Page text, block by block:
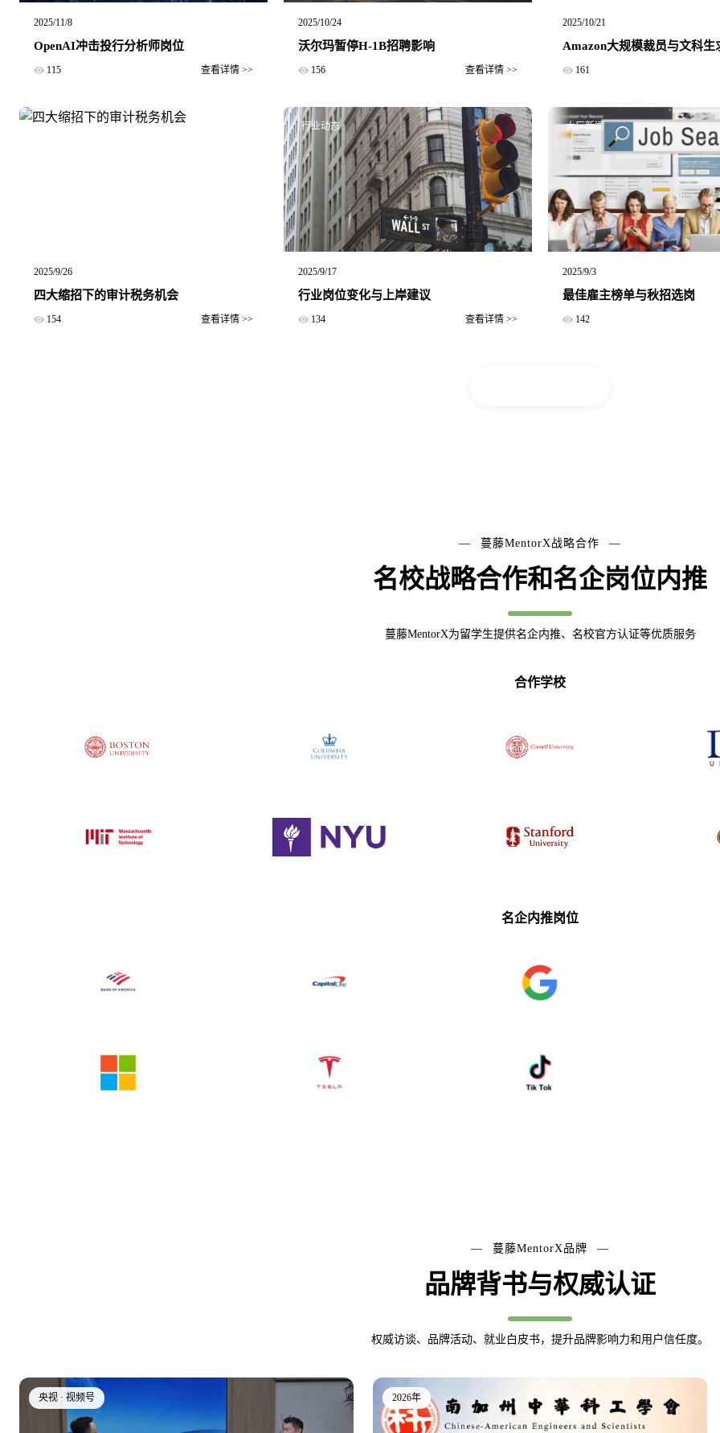
2025/11/8
OpenAI冲击投行分析师岗位
115 查看详情 >>
2025/10/24
沃尔玛暂停H-1B招聘影响
156 查看详情 >>
2025/10/21
Amazon大规模裁员与文科生
161
大厂新闻
2025/9/26
四大缩招下的审计税务机会
154 查看详情 >>
行业动态
2025/9/17
行业岗位变化与上岸建议
134 查看详情 >>
大厂新闻
2025/9/3
最佳雇主榜单与秋招选岗
142
蔓藤MentorX战略合作
名校战略合作和名企岗位内推
蔓藤MentorX为留学生提供名企内推、名校官方认证等优质服务
合作学校
名企内推岗位
蔓藤MentorX品牌
品牌背书与权威认证
权威访谈、品牌活动、就业白皮书，提升品牌影响力和用户信任度。
央视 · 视频号 2026年